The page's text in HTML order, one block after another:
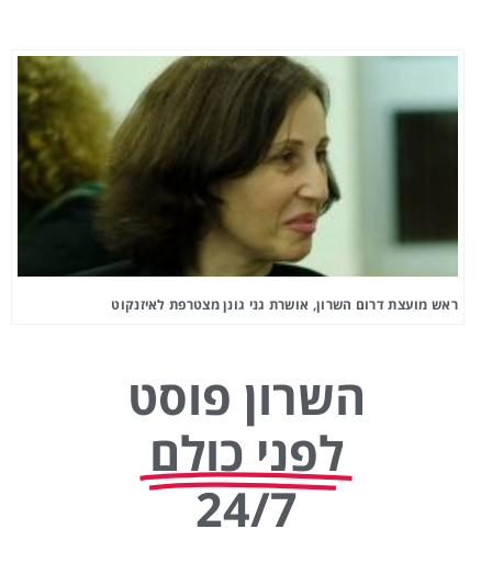
ראש מועצת דרום השרון, אושרת גני גונן מצטרפת לאיזנקוט
השרון פוסט
לפני כולם
24/7